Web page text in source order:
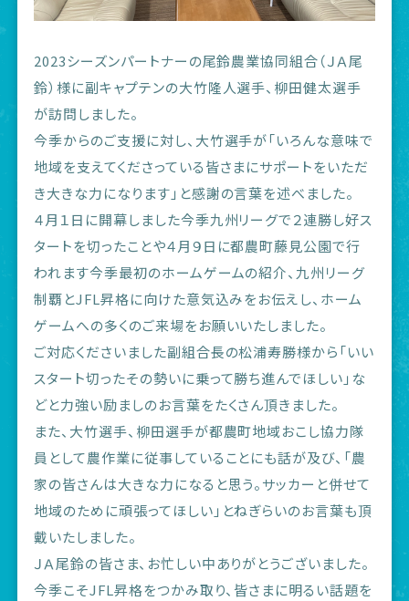
2023シーズンパートナーの尾鈴農業協同組合（ＪＡ尾
鈴）様に副キャプテンの大竹隆人選手、柳田健太選手
が訪問しました。
今季からのご支援に対し、大竹選手が「いろんな意味で
地域を支えてくださっている皆さまにサポートをいただ
き大きな力になります」と感謝の言葉を述べました。
４月１日に開幕しました今季九州リーグで２連勝し好ス
タートを切ったことや４月９日に都農町藤見公園で行
われます今季最初のホームゲームの紹介、九州リーグ
制覇とJFL昇格に向けた意気込みをお伝えし、ホーム
ゲームへの多くのご来場をお願いいたしました。
ご対応くださいました副組合長の松浦寿勝様から「いい
スタート切ったその勢いに乗って勝ち進んでほしい」な
どと力強い励ましのお言葉をたくさん頂きました。
また、大竹選手、柳田選手が都農町地域おこし協力隊
員として農作業に従事していることにも話が及び、「農
家の皆さんは大きな力になると思う。サッカーと併せて
地域のために頑張ってほしい」とねぎらいのお言葉も頂
戴いたしました。
ＪＡ尾鈴の皆さま、お忙しい中ありがとうございました。
今季こそJFL昇格をつかみ取り、皆さまに明るい話題を